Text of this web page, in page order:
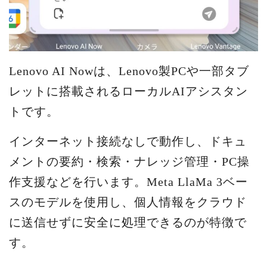
Lenovo AI Nowは、Lenovo製PCや一部タブ
レットに搭載されるローカルAIアシスタン
トです。
インターネット接続なしで動作し、ドキュ
メントの要約・検索・ナレッジ管理・PC操
作支援などを行います。Meta LlaMa 3ベー
スのモデルを使用し、個人情報をクラウド
に送信せずに安全に処理できるのが特徴で
す。